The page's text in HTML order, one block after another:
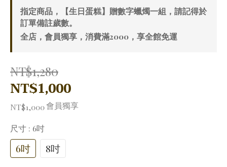
指定商品，【生日蛋糕】贈數字蠟燭一組，請記得於
訂單備註歲數。
全店，會員獨享，消費滿2000，享全館免運
NT$1,280
NT$1,000
NT$1,000會員獨享
尺寸 : 6吋
6吋 8吋